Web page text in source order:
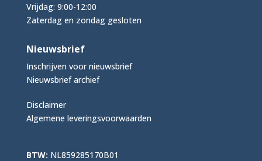
Vrijdag: 9:00-12:00
Zaterdag en zondag gesloten
Nieuwsbrief
Inschrijven voor nieuwsbrief
Nieuwsbrief archief
Disclaimer
Algemene leveringsvoorwaarden
BTW: NL859285170B01